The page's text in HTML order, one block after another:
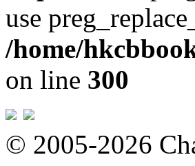
use
/home/
on line 300
© 2005-2026